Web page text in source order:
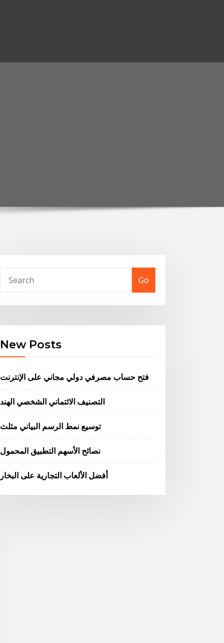
Go
New Posts
فتح حساب مصرفي دولي مجاني على الإنترنت
التصنيف الائتماني الشخصي الهند
توسيع نمط الرسم البياني مثلث
نصائح الأسهم التطبيق المحمول
أفضل الألعاب التجارية على البخار